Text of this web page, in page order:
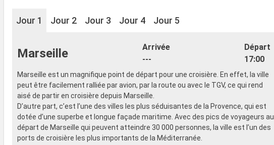
Jour 1 Jour 2 Jour 3 Jour 4 Jour 5
Marseille
Arrivée
---
Départ
17:00
Marseille est un magnifique point de départ pour une croisière. En effet, la ville
peut être facilement ralliée par avion, par la route ou avec le TGV, ce qui rend
aisé de partir en croisière depuis Marseille.
D’autre part, c’est l’une des villes les plus séduisantes de la Provence, qui est
dotée d’une superbe et longue façade maritime. Avec des pics de voyageurs au
départ de Marseille qui peuvent atteindre 30 000 personnes, la ville est l’un des
ports de croisière les plus importants de la Méditerranée.